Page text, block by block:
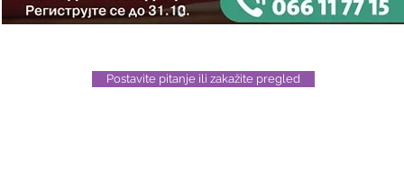
Postavite pitanje ili zakažite pregled